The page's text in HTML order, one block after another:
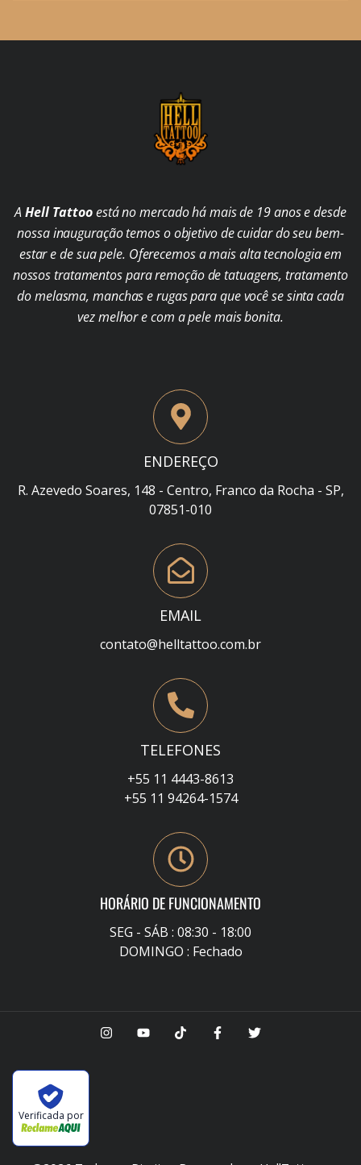
AHell Tattooestá no mercado há mais de 19 anos e desde
nossa inauguração temos o objetivo de cuidar do seu bem-
estar e de sua pele. Oferecemos a mais alta tecnologia em
nossos tratamentos para remoção de tatuagens, tratamento
do melasma, manchas e rugas para que você se sinta cada
vez melhor e com a pele mais bonita.
ENDEREÇO
R. Azevedo Soares, 148 - Centro, Franco da Rocha - SP,
07851-010
EMAIL
contato@helltattoo.com.br
TELEFONES
+55 11 4443-8613
+55 11 94264-1574
HORÁRIO DE FUNCIONAMENTO
SEG - SÁB : 08:30 - 18:00
DOMINGO : Fechado
Verificada por